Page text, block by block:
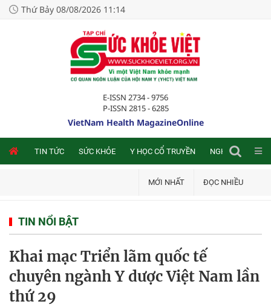
Thứ Bảy 08/08/2026 11:14
E-ISSN 2734 - 9756
P-ISSN 2815 - 6285
VietNam Health MagazineOnline
TIN TỨC SỨC KHỎE Y HỌC CỔ TRUYỀN NGHIÊN CỨU
MỚI NHẤT ĐỌC NHIỀU
TIN NỔI BẬT
Khai mạc Triển lãm quốc tế
chuyên ngành Y dược Việt Nam lần
thứ 29